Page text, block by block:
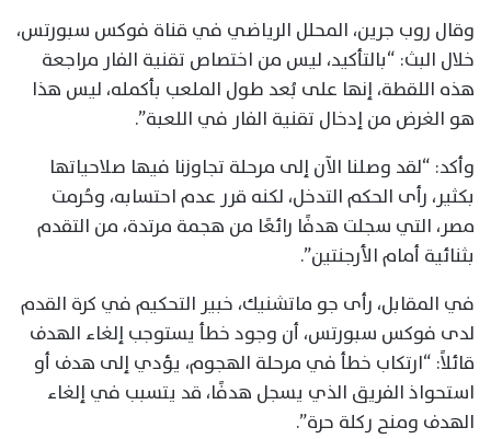
وقال روب جرين، المحلل الرياضي في قناة فوكس سبورتس،
خلال البث: “بالتأكيد، ليس من اختصاص تقنية الفار مراجعة
هذه اللقطة، إنها على بُعد طول الملعب بأكمله، ليس هذا
هو الغرض من إدخال تقنية الفار في اللعبة”.
وأكد: “لقد وصلنا الآن إلى مرحلة تجاوزنا فيها صلاحياتها
بكثير، رأى الحكم التدخل، لكنه قرر عدم احتسابه، وحُرمت
مصر، التي سجلت هدفًا رائعًا من هجمة مرتدة، من التقدم
بثنائية أمام الأرجنتين”.
في المقابل، رأى جو ماتشنيك، خبير التحكيم في كرة القدم
لدى فوكس سبورتس، أن وجود خطأ يستوجب إلغاء الهدف
قائلاً: “ارتكاب خطأ في مرحلة الهجوم، يؤدي إلى هدف أو
استحواذ الفريق الذي يسجل هدفًا، قد يتسبب في إلغاء
الهدف ومنح ركلة حرة”.